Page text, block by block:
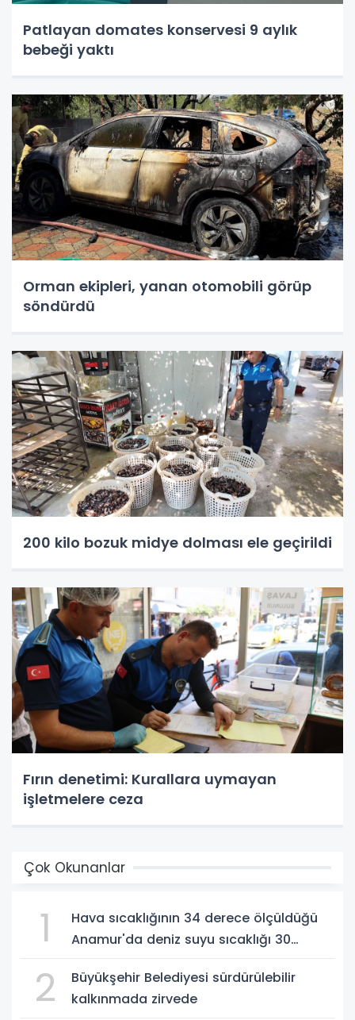
Patlayan domates konservesi 9 aylık
bebeği yaktı
Orman ekipleri, yanan otomobili görüp
söndürdü
200 kilo bozuk midye dolması ele geçirildi
Fırın denetimi: Kurallara uymayan
işletmelere ceza
Çok Okunanlar
1
Hava sıcaklığının 34 derece ölçüldüğü
Anamur'da deniz suyu sıcaklığı 30
2
Büyükşehir Belediyesi sürdürülebilir
kalkınmada zirvede